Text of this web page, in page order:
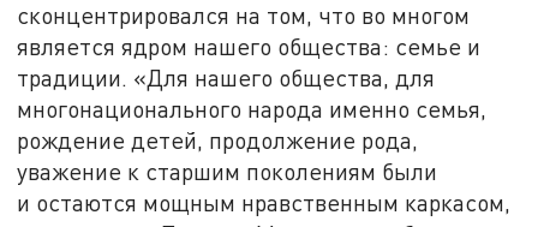
сконцентрировался на том, что во многом
является ядром нашего общества: семье и
традиции. «Для нашего общества, для
многонационального народа именно семья,
рождение детей, продолжение рода,
уважение к старшим поколениям были
и остаются мощным нравственным каркасом,